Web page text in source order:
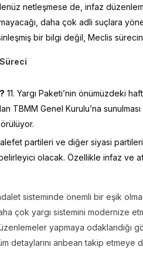
netleşmese de, infaz
daha çok adli suçlara
bir bilgi değil, Meclis
11. Yargı Paketi’nin önümüzdeki
TBMM Genel Kurulu’na
partileri ve diğer siyasi
olacak. Özellikle infaz ve af
sisteminde önemli bir eşik
çok yargı sistemini modernize
yapmaya odaklandığı
detaylarını anbean takip etmeye